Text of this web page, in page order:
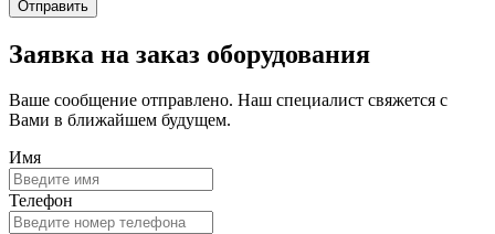
Заявка на заказ оборудования
Ваше сообщение отправлено. Наш специалист свяжется с
Вами в ближайшем будущем.
Имя
Телефон